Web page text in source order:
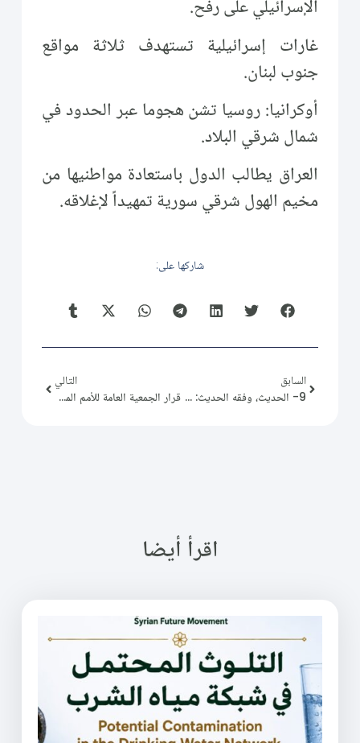
الإسرائيلي على رفح.
غارات إسرائيلية تستهدف ثلاثة مواقع
جنوب لبنان.
أوكرانيا: روسيا تشن هجوما عبر الحدود في
شمال شرقي البلاد.
العراق يطالب الدول باستعادة مواطنيها من
مخيم الهول شرقي سورية تمهيداً لإغلاقه.
شاركها على:
السابق
9- الحديث، وفقه الحديث: د. إحسان بعدراني
التالي
قرار الجمعية العامة للأمم المتحدة بعضوية دولة فلسطين
اقرأ أيضا